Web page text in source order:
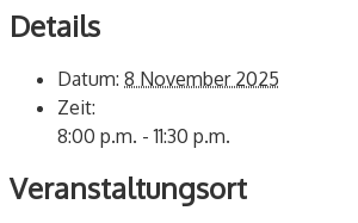
Details
Datum: 8 November 2025
Zeit:
8:00 p.m. - 11:30 p.m.
Veranstaltungsort